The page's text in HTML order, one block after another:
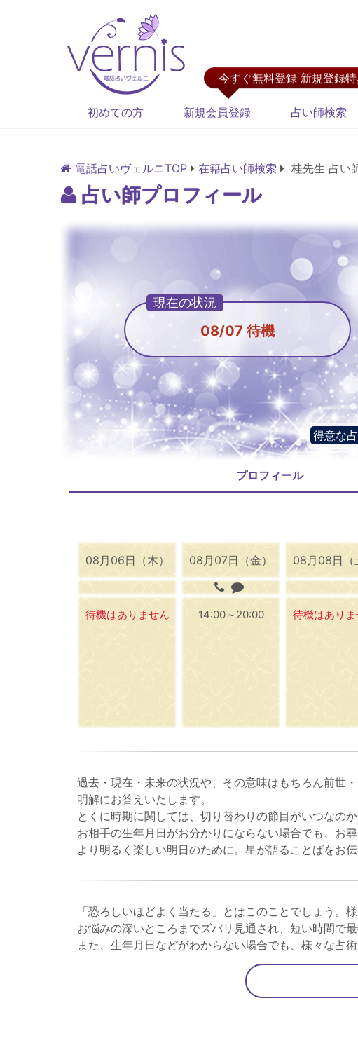
今すぐ無料登録 新規登録特
初めての方 新規会員登録 占い師検索
電話占いヴェルニTOP 在籍占い師検索 桂先生 占い
占い師プロフィール
得意な
08/07 待機
プロフィール
08月06日（木）
待機はありません
08月07日（金）
14:00～20:00
08月08日（
待機はありま
過去・現在・未来の状況や、その意味はもちろん前世
明解にお答えいたします。
とくに時期に関しては、切り替わりの節目がいつなのか
お相手の生年月日がお分かりにならない場合でも、お
より明るく楽しい明日のために。星が語ることばをお伝
「恐ろしいほどよく当たる」とはこのことでしょう。
お悩みの深いところまでズバリ見通され、短い時間で
また、生年月日などがわからない場合でも、様々な占